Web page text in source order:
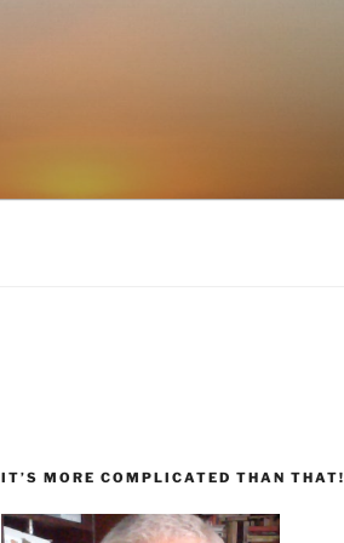
IT’S MORE COMPLICATED THAN THAT!